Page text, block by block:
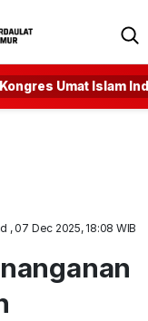
Umat Islam
, 07 Dec 2025, 18:08 WIB